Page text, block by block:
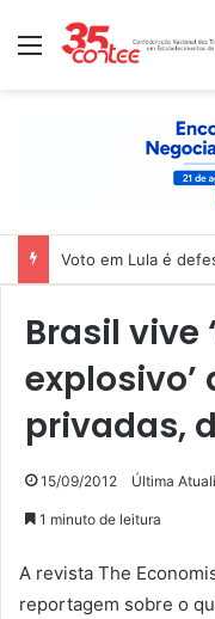
Menu
Voto em Lula é
Brasil vive
privadas,
15/09/2012 Última
1 minuto de leitura
A revista The
reportagem sobre o